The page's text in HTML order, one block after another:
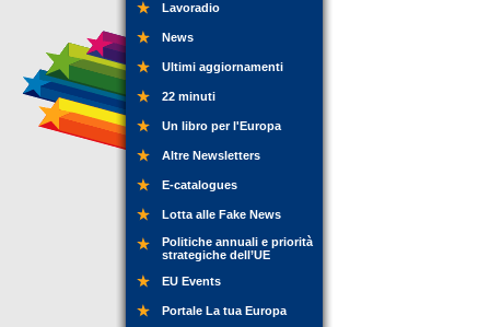
Lavoradio
News
Ultimi aggiornamenti
22 minuti
Un libro per l'Europa
Altre Newsletters
E-catalogues
Lotta alle Fake News
Politiche annuali e priorità
strategiche dell’UE
EU Events
Portale La tua Europa